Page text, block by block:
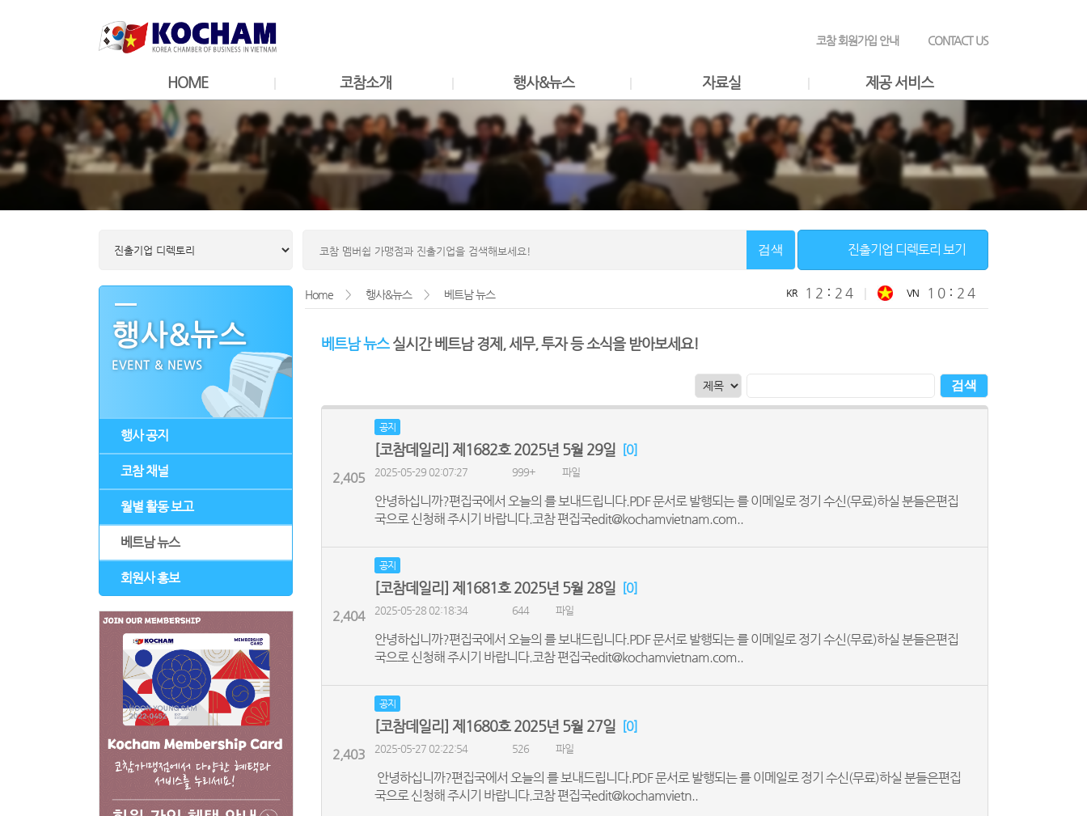
코참 회원가입 안내 CONTACT US
HOME 코참소개 행사&뉴스 자료실 제공 서비스
검색 진출기업 디렉토리 보기
행사&뉴스
EVENT & NEWS
행사 공지
코참 채널
월별 활동 보고
베트남 뉴스
회원사 홍보
Home > 행사&뉴스 > 베트남 뉴스 KR 1 2 2 4 VN 1 0 2 4
베트남 뉴스실시간 베트남 경제, 세무, 투자 등 소식을 받아보세요!
검색
2,405
공지
[코참데일리] 제1682호 2025년 5월 29일 [0]
2025-05-29 02:07:27 999+ 파일
안녕하십니까?편집국에서 오늘의 를 보내드립니다.PDF 문서로 발행되는 를 이메일로 정기 수신(무료)하실 분들은편집
국으로 신청해 주시기 바랍니다.코참 편집국edit@kochamvietnam.com..
2,404
공지
[코참데일리] 제1681호 2025년 5월 28일 [0]
2025-05-28 02:18:34 644 파일
안녕하십니까?편집국에서 오늘의 를 보내드립니다.PDF 문서로 발행되는 를 이메일로 정기 수신(무료)하실 분들은편집
국으로 신청해 주시기 바랍니다.코참 편집국edit@kochamvietnam.com..
2,403
공지
[코참데일리] 제1680호 2025년 5월 27일 [0]
2025-05-27 02:22:54 526 파일
안녕하십니까?편집국에서 오늘의 를 보내드립니다.PDF 문서로 발행되는 를 이메일로 정기 수신(무료)하실 분들은편집
국으로 신청해 주시기 바랍니다.코참 편집국edit@kochamvietn..